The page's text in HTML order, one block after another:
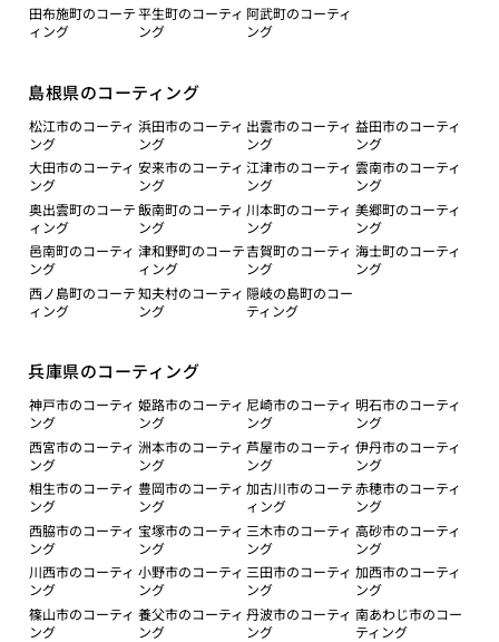
田布施町のコーテ
ィング
平生町のコーティ
ング
阿武町のコーティ
ング
島根県のコーティング
松江市のコーティ
ング
浜田市のコーティ
ング
出雲市のコーティ
ング
益田市のコーティ
ング
大田市のコーティ
ング
安来市のコーティ
ング
江津市のコーティ
ング
雲南市のコーティ
ング
奥出雲町のコーテ
ィング
飯南町のコーティ
ング
川本町のコーティ
ング
美郷町のコーティ
ング
邑南町のコーティ
ング
津和野町のコーテ
ィング
吉賀町のコーティ
ング
海士町のコーティ
ング
西ノ島町のコーテ
ィング
知夫村のコーティ
ング
隠岐の島町のコー
ティング
兵庫県のコーティング
神戸市のコーティ
ング
姫路市のコーティ
ング
尼崎市のコーティ
ング
明石市のコーティ
ング
西宮市のコーティ
ング
洲本市のコーティ
ング
芦屋市のコーティ
ング
伊丹市のコーティ
ング
相生市のコーティ
ング
豊岡市のコーティ
ング
加古川市のコーテ
ィング
赤穂市のコーティ
ング
西脇市のコーティ
ング
宝塚市のコーティ
ング
三木市のコーティ
ング
高砂市のコーティ
ング
川西市のコーティ
ング
小野市のコーティ
ング
三田市のコーティ
ング
加西市のコーティ
ング
篠山市のコーティ
ング
養父市のコーティ
ング
丹波市のコーティ
ング
南あわじ市のコー
ティング